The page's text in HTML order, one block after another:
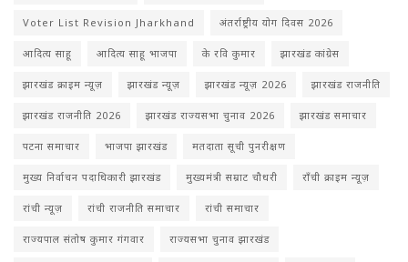
Voter List Revision Jharkhand अंतर्राष्ट्रीय योग दिवस 2026
आदित्य साहू आदित्य साहू भाजपा के रवि कुमार झारखंड कांग्रेस
झारखंड क्राइम न्यूज़ झारखंड न्यूज़ झारखंड न्यूज़ 2026 झारखंड राजनीति
झारखंड राजनीति 2026 झारखंड राज्यसभा चुनाव 2026 झारखंड समाचार
पटना समाचार भाजपा झारखंड मतदाता सूची पुनरीक्षण
मुख्य निर्वाचन पदाधिकारी झारखंड मुख्यमंत्री सम्राट चौधरी राँची क्राइम न्यूज़
रांची न्यूज़ रांची राजनीति समाचार रांची समाचार
राज्यपाल संतोष कुमार गंगवार राज्यसभा चुनाव झारखंड